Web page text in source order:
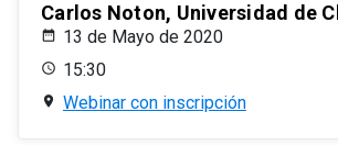
Carlos Noton, Universidad de
13 de Mayo de 2020
15:30
Webinar con inscripción